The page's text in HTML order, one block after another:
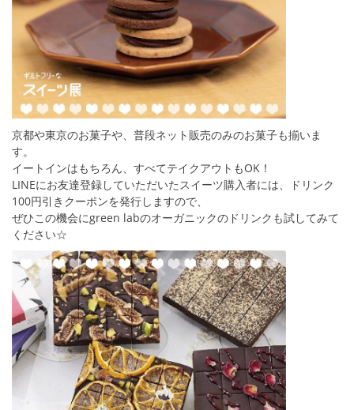
京都や東京のお菓子や、普段ネット販売のみのお菓子も揃いま
す。
イートインはもちろん、すべてテイクアウトもOK！
LINEにお友達登録していただいたスイーツ購入者には、ドリンク
100円引きクーポンを発行しますので、
ぜひこの機会にgreen labのオーガニックのドリンクも試してみて
ください☆